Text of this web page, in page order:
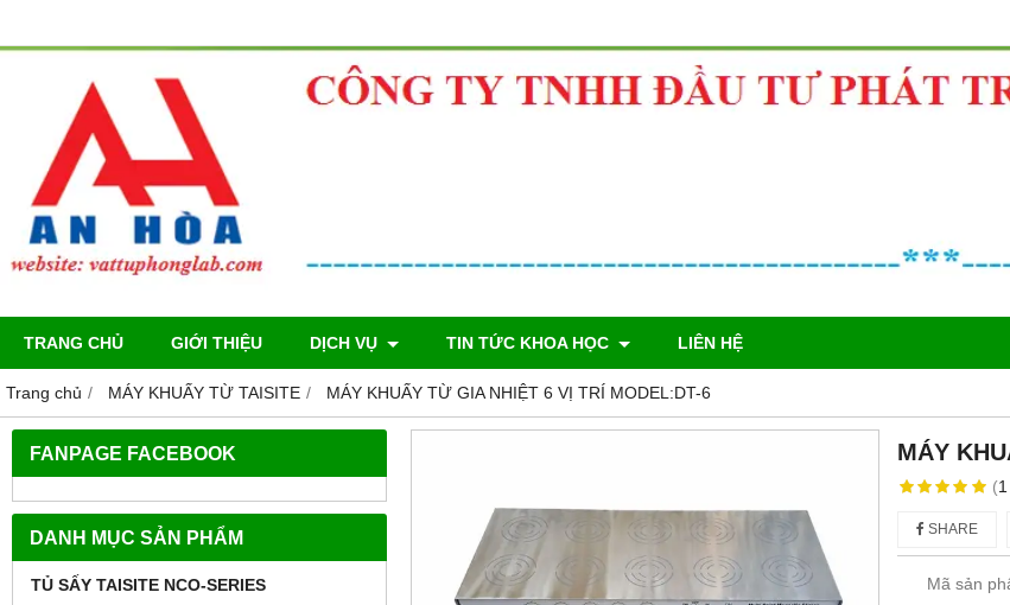
TRANG CHỦ GIỚI THIỆU DỊCH VỤ TIN TỨC KHOA HỌC LIÊN HỆ
Trang chủ MÁY KHUẤY TỪ TAISITE MÁY KHUẤY TỪ GIA NHIỆT 6 VỊ TRÍ MODEL:DT-6
FANPAGE FACEBOOK
DANH MỤC SẢN PHẨM
TỦ SẤY TAISITE NCO-SERIES
MÁY
(
SHARE
Mã sản